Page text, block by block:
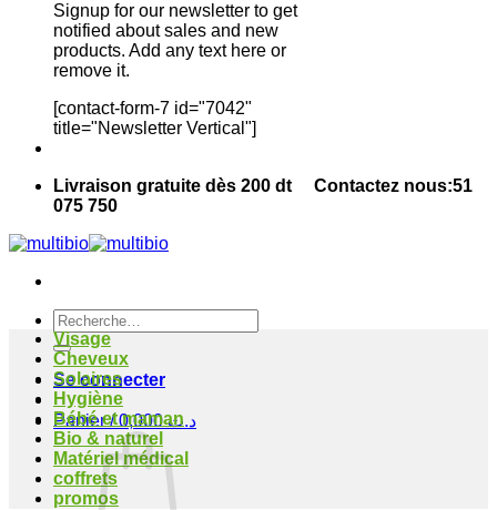
Signup for our newsletter to get
notified about sales and new
products. Add any text here or
remove it.
[contact-form-7 id="7042"
title="Newsletter Vertical"]
Livraison gratuite dès 200 dt Contactez nous:51
075 750
Recherche
pour :
Se connecter
Panier / د.ت0,000
Visage
Cheveux
Solaires
Hygiène
Bébé et maman
Bio & naturel
Matériel médical
coffrets
promos